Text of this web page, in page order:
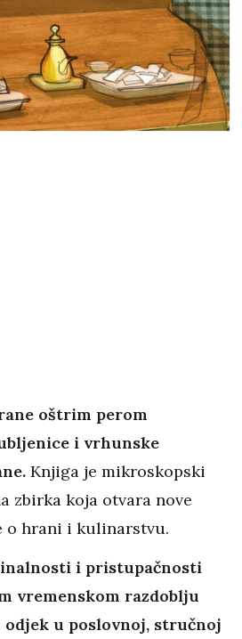
oštrim perom
i vrhunske
Knjiga je mikroskopski
zbirka koja otvara nove
o hrani i kulinarstvu.
i pristupačnosti
vremenskom razdoblju
odjek u poslovnoj, stručnoj